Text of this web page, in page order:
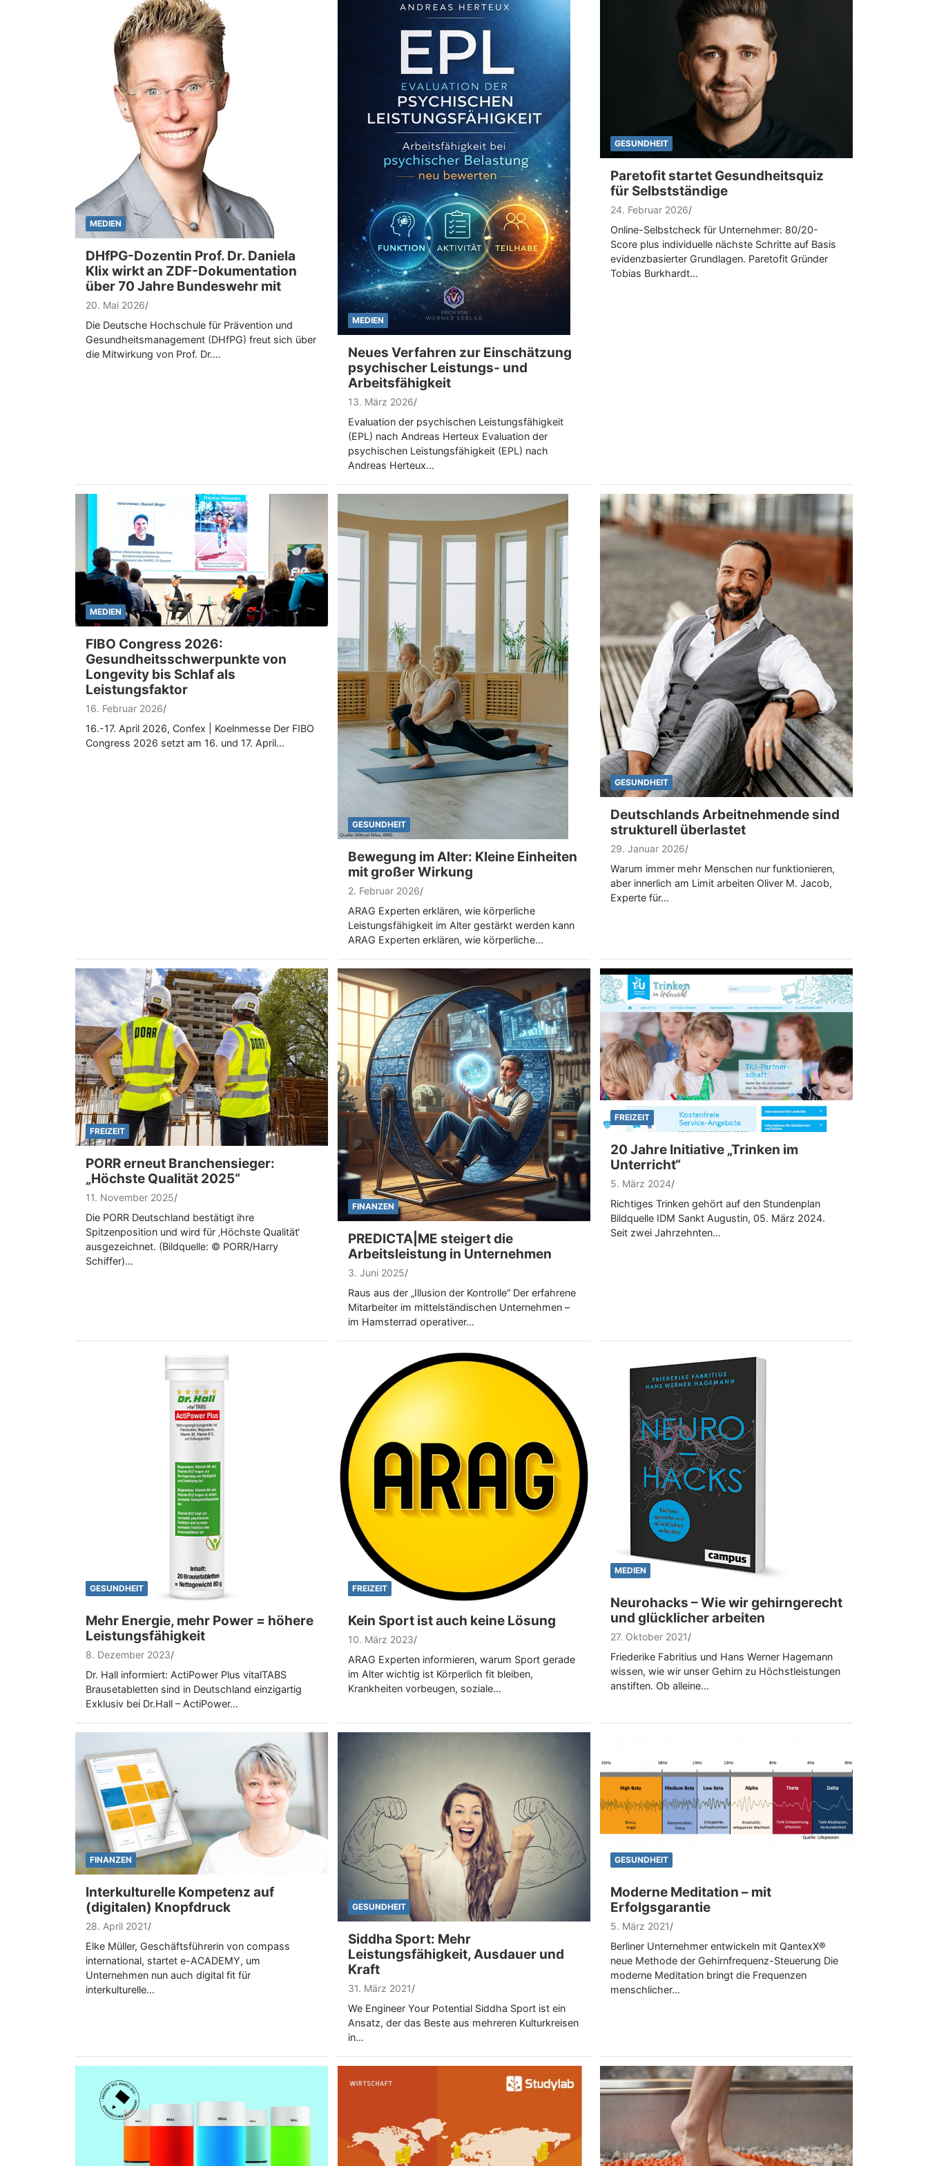
MEDIEN
DHfPG-Dozentin Prof. Dr. Daniela
Klix wirkt an ZDF-Dokumentation
über 70 Jahre Bundeswehr mit
20. Mai 2026
Die Deutsche Hochschule für Prävention und
Gesundheitsmanagement (DHfPG) freut sich über
die Mitwirkung von Prof. Dr.…
MEDIEN
Neues Verfahren zur Einschätzung
psychischer Leistungs- und
Arbeitsfähigkeit
13. März 2026
Evaluation der psychischen Leistungsfähigkeit
(EPL) nach Andreas Herteux Evaluation der
psychischen Leistungsfähigkeit (EPL) nach
Andreas Herteux…
GESUNDHEIT
Paretofit startet Gesundheitsquiz
für Selbstständige
24. Februar 2026
Online-Selbstcheck für Unternehmer: 80/20-
Score plus individuelle nächste Schritte auf Basis
evidenzbasierter Grundlagen. Paretofit Gründer
Tobias Burkhardt…
MEDIEN
FIBO Congress 2026:
Gesundheitsschwerpunkte von
Longevity bis Schlaf als
Leistungsfaktor
16. Februar 2026
16.-17. April 2026, Confex | Koelnmesse Der FIBO
Congress 2026 setzt am 16. und 17. April…
GESUNDHEIT
Bewegung im Alter: Kleine Einheiten
mit großer Wirkung
2. Februar 2026
ARAG Experten erklären, wie körperliche
Leistungsfähigkeit im Alter gestärkt werden kann
ARAG Experten erklären, wie körperliche…
GESUNDHEIT
Deutschlands Arbeitnehmende sind
strukturell überlastet
29. Januar 2026
Warum immer mehr Menschen nur funktionieren,
aber innerlich am Limit arbeiten Oliver M. Jacob,
Experte für…
FREIZEIT
PORR erneut Branchensieger:
„Höchste Qualität 2025“
11. November 2025
Die PORR Deutschland bestätigt ihre
Spitzenposition und wird für ‚Höchste Qualität‘
ausgezeichnet. (Bildquelle: © PORR/Harry
Schiffer)…
FINANZEN
PREDICTA|ME steigert die
Arbeitsleistung in Unternehmen
3. Juni 2025
Raus aus der „Illusion der Kontrolle“ Der erfahrene
Mitarbeiter im mittelständischen Unternehmen –
im Hamsterrad operativer…
FREIZEIT
20 Jahre Initiative „Trinken im
Unterricht“
5. März 2024
Richtiges Trinken gehört auf den Stundenplan
Bildquelle IDM Sankt Augustin, 05. März 2024.
Seit zwei Jahrzehnten…
GESUNDHEIT
Mehr Energie, mehr Power = höhere
Leistungsfähigkeit
8. Dezember 2023
Dr. Hall informiert: ActiPower Plus vitalTABS
Brausetabletten sind in Deutschland einzigartig
Exklusiv bei Dr.Hall – ActiPower…
FREIZEIT
Kein Sport ist auch keine Lösung
10. März 2023
ARAG Experten informieren, warum Sport gerade
im Alter wichtig ist Körperlich fit bleiben,
Krankheiten vorbeugen, soziale…
MEDIEN
Neurohacks – Wie wir gehirngerecht
und glücklicher arbeiten
27. Oktober 2021
Friederike Fabritius und Hans Werner Hagemann
wissen, wie wir unser Gehirn zu Höchstleistungen
anstiften. Ob alleine…
FINANZEN
Interkulturelle Kompetenz auf
(digitalen) Knopfdruck
28. April 2021
Elke Müller, Geschäftsführerin von compass
international, startet e-ACADEMY, um
Unternehmen nun auch digital fit für
interkulturelle…
GESUNDHEIT
Siddha Sport: Mehr
Leistungsfähigkeit, Ausdauer und
Kraft
31. März 2021
We Engineer Your Potential Siddha Sport ist ein
Ansatz, der das Beste aus mehreren Kulturkreisen
in…
GESUNDHEIT
Moderne Meditation – mit
Erfolgsgarantie
5. März 2021
Berliner Unternehmer entwickeln mit QantexX®
neue Methode der Gehirnfrequenz-Steuerung Die
moderne Meditation bringt die Frequenzen
menschlicher…